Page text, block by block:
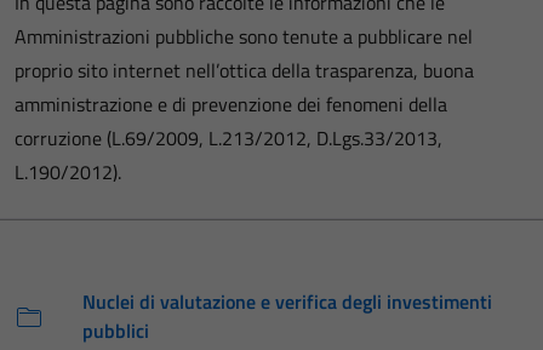
Amministrazioni pubbliche sono tenute a pubblicare nel
proprio sito internet nell’ottica della trasparenza, buona
amministrazione e di prevenzione dei fenomeni della
corruzione (L.69/2009, L.213/2012, D.Lgs.33/2013,
L.190/2012).
Nuclei di valutazione e verifica degli investimenti
pubblici